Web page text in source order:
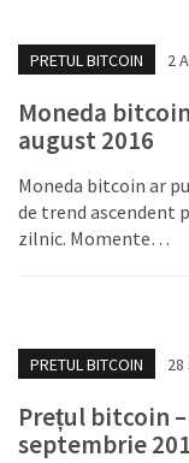
PRETUL BITCOIN 2
Moneda
august 2016
Moneda bitcoin ar
de trend ascendent
zilnic. Momente…
PRETUL BITCOIN 28
Prețul bitcoin
septembrie